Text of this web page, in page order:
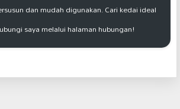
dan mudah digunakan. Cari kedai ideal
saya melalui halaman hubungan!